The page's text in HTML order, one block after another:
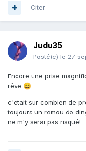
Citer
Judu35
Posté(e) le 27
Encore une prise
rêve 😄
c'etait sur combien de
toujours un remou de
ne m'y serai pas risqué!